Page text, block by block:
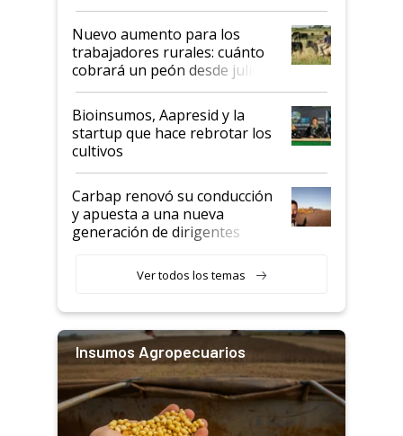
Nuevo aumento para los
trabajadores rurales: cuánto
cobrará un peón desde julio
Bioinsumos, Aapresid y la
startup que hace rebrotar los
cultivos
Carbap renovó su conducción
y apuesta a una nueva
generación de dirigentes
Ver todos los temas
Insumos Agropecuarios